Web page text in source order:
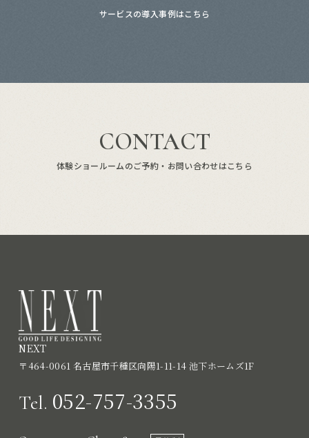
サービスの導入事例はこちら
CONTACT
体験ショールームのご予約・お問い合わせはこちら
NEXT
〒464-0061 名古屋市千種区向陽1-11-14 池下ホームズ1F
Tel. 052-757-3355